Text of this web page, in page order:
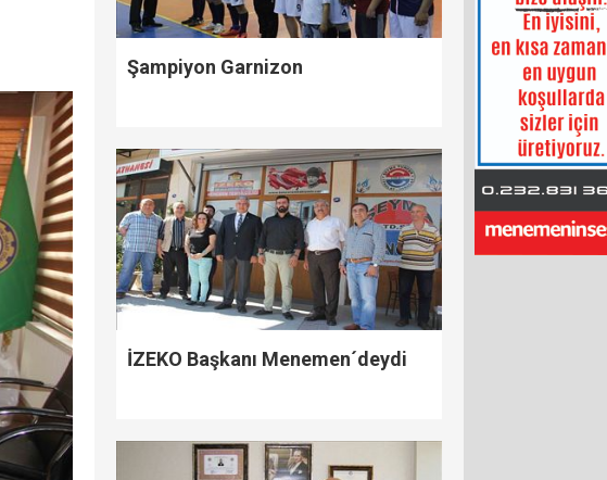
Şampiyon Garnizon
İZEKO Başkanı Menemen´deydi